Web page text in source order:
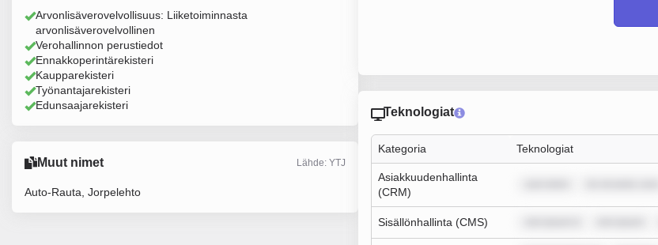
Arvonlisäverovelvollisuus: Liiketoiminnasta
arvonlisäverovelvollinen
Verohallinnon perustiedot
Ennakkoperintärekisteri
Kaupparekisteri
Työnantajarekisteri
Edunsaajarekisteri
Muut nimet Lähde: YTJ
Auto-Rauta, Jorpelehto
Teknologiat
Kategoria Teknologiat
Asiakkuudenhallinta
(CRM)
Sisällönhallinta (CMS)